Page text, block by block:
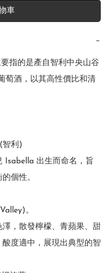
車
−
指的是產自智利中央山谷
萄酒，以其高性價比和清
智利)
Isabella 出生而命名，旨
個性。
。
，散發檸檬、青蘋果、甜
度適中，展現出典型的智